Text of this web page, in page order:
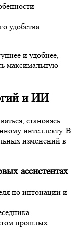
удобства
и удобнее,
максимальную
и ИИ
становясь
интеллекту. В
изменений в
ассистентах
по интонации и
прошлых